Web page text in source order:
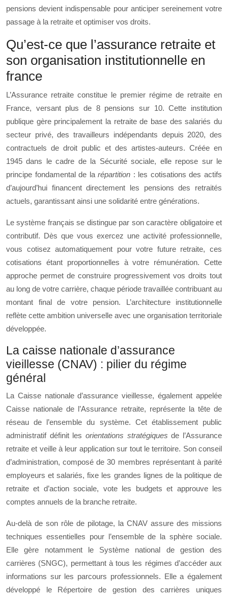
pensions devient indispensable pour anticiper sereinement votre
passage à la retraite et optimiser vos droits.
Qu’est-ce que l’assurance retraite et
son organisation institutionnelle en
france
L’Assurance retraite constitue le premier régime de retraite en
France, versant plus de 8 pensions sur 10. Cette institution
publique gère principalement la retraite de base des salariés du
secteur privé, des travailleurs indépendants depuis 2020, des
contractuels de droit public et des artistes-auteurs. Créée en
1945 dans le cadre de la Sécurité sociale, elle repose sur le
principe fondamental de larépartition : les cotisations des actifs
d’aujourd’hui financent directement les pensions des retraités
actuels, garantissant ainsi une solidarité entre générations.
Le système français se distingue par son caractère obligatoire et
contributif. Dès que vous exercez une activité professionnelle,
vous cotisez automatiquement pour votre future retraite, ces
cotisations étant proportionnelles à votre rémunération. Cette
approche permet de construire progressivement vos droits tout
au long de votre carrière, chaque période travaillée contribuant au
montant final de votre pension. L’architecture institutionnelle
reflète cette ambition universelle avec une organisation territoriale
développée.
La caisse nationale d’assurance
vieillesse (CNAV) : pilier du régime
général
La Caisse nationale d’assurance vieillesse, également appelée
Caisse nationale de l’Assurance retraite, représente la tête de
réseau de l’ensemble du système. Cet établissement public
administratif définit les orientations stratégiques de l’Assurance
retraite et veille à leur application sur tout le territoire. Son conseil
d’administration, composé de 30 membres représentant à parité
employeurs et salariés, fixe les grandes lignes de la politique de
retraite et d’action sociale, vote les budgets et approuve les
comptes annuels de la branche retraite.
Au-delà de son rôle de pilotage, la CNAV assure des missions
techniques essentielles pour l’ensemble de la sphère sociale.
Elle gère notamment le Système national de gestion des
carrières (SNGC), permettant à tous les régimes d’accéder aux
informations sur les parcours professionnels. Elle a également
développé le Répertoire de gestion des carrières uniques